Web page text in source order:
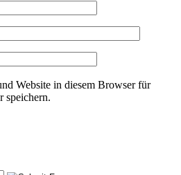
Website in diesem Browser für
speichern.